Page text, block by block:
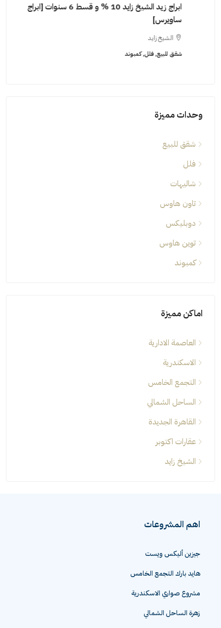
ابراج زيد الشيخ زايد 10 % و قسط 6 سنوات [ابراج
ساويرس]
الشيخ زايد
شقق للبيع, فلل, كمبوند
وحدات مميزة
شقق للبيع
فلل
شاليهات
تاون هاوس
دوبليكس
توين هاوس
كمبوند
اماكن مميزة
العاصمة الادارية
الاسكندرية
التجمع الخامس
الساحل الشمالي
القاهرة الجديدة
عقارات اكتوبر
الشيخ زايد
اهم المشروعات
جيزين أليكس ويست
هايد بارك التجمع الخامس
مشروع صواري الاسكندرية
زهرة الساحل الشمالي